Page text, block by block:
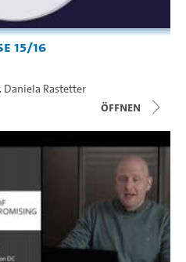
15/16
Daniela Rastetter
Öffnen